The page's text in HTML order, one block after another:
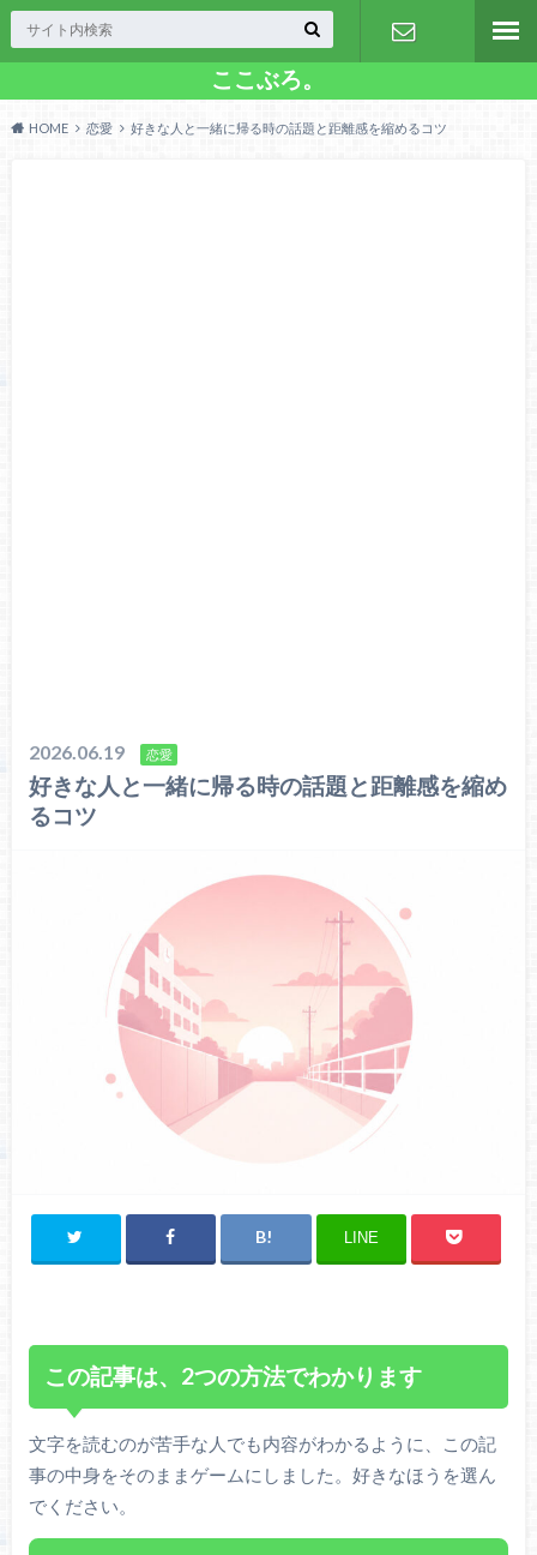
ここぶろ。
HOME 恋愛 好きな人と一緒に帰る時の話題と距離感を縮めるコツ
2026.06.19 恋愛
好きな人と一緒に帰る時の話題と距離感を縮め
るコツ
LINE
この記事は、2つの方法でわかります
文字を読むのが苦手な人でも内容がわかるように、この記
事の中身をそのままゲームにしました。好きなほうを選ん
でください。